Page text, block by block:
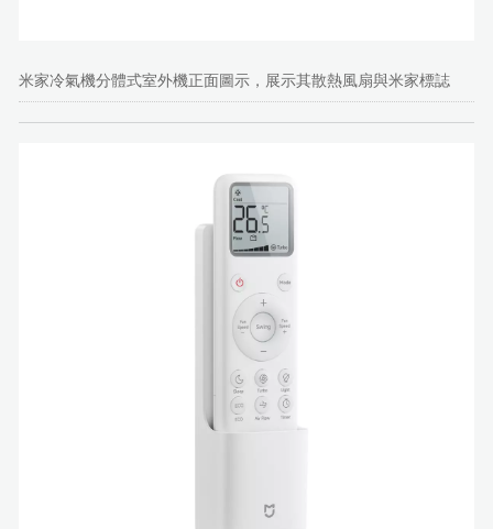
米家冷氣機分體式室外機正面圖示，展示其散熱風扇與米家標誌